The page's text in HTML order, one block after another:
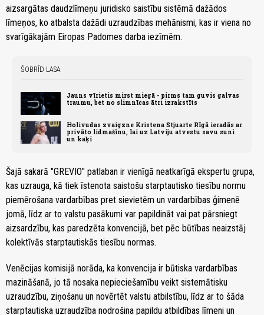
aizsargātas daudzlīmeņu juridisko saistību sistēmā dažādos
līmeņos, ko atbalsta dažādi uzraudzības mehānismi, kas ir viena no
svarīgākajām Eiropas Padomes darba iezīmēm.
ŠOBRĪD LASA
Jauns vīrietis mirst miegā - pirms tam guvis galvas
traumu, bet no slimnīcas ātri izrakstīts
Holivudas zvaigzne Kristena Stjuarte Rīgā ieradās ar
privāto lidmašīnu, lai uz Latviju atvestu savu suni
un kaķi
Šajā sakarā "GREVIO" patlaban ir vienīgā neatkarīgā ekspertu grupa,
kas uzrauga, kā tiek īstenota saistošu starptautisko tiesību normu
piemērošana vardarbības pret sievietēm un vardarbības ģimenē
jomā, līdz ar to valstu pasākumi var papildināt vai pat pārsniegt
aizsardzību, kas paredzēta konvencijā, bet pēc būtības neaizstāj
kolektīvās starptautiskās tiesību normas.
Venēcijas komisijā norāda, ka konvencija ir būtiska vardarbības
mazināšanā, jo tā nosaka nepieciešamību veikt sistemātisku
uzraudzību, ziņošanu un novērtēt valstu atbilstību, līdz ar to šāda
starptautiska uzraudzība nodrošina papildu atbildības līmeni un